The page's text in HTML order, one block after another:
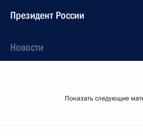
Президент России
Новости
Показать следующие